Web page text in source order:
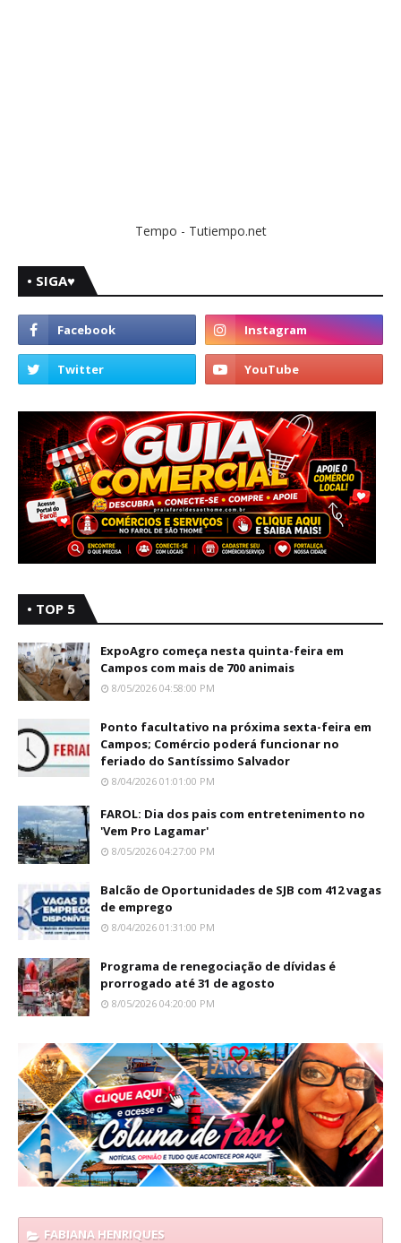
Tempo - Tutiempo.net
• SIGA♥
• TOP 5
ExpoAgro começa nesta quinta-feira em
Campos com mais de 700 animais
8/05/2026 04:58:00 PM
Ponto facultativo na próxima sexta-feira em
Campos; Comércio poderá funcionar no
feriado do Santíssimo Salvador
8/04/2026 01:01:00 PM
FAROL: Dia dos pais com entretenimento no
'Vem Pro Lagamar'
8/05/2026 04:27:00 PM
Balcão de Oportunidades de SJB com 412 vagas
de emprego
8/04/2026 01:31:00 PM
Programa de renegociação de dívidas é
prorrogado até 31 de agosto
8/05/2026 04:20:00 PM
FABIANA HENRIQUES